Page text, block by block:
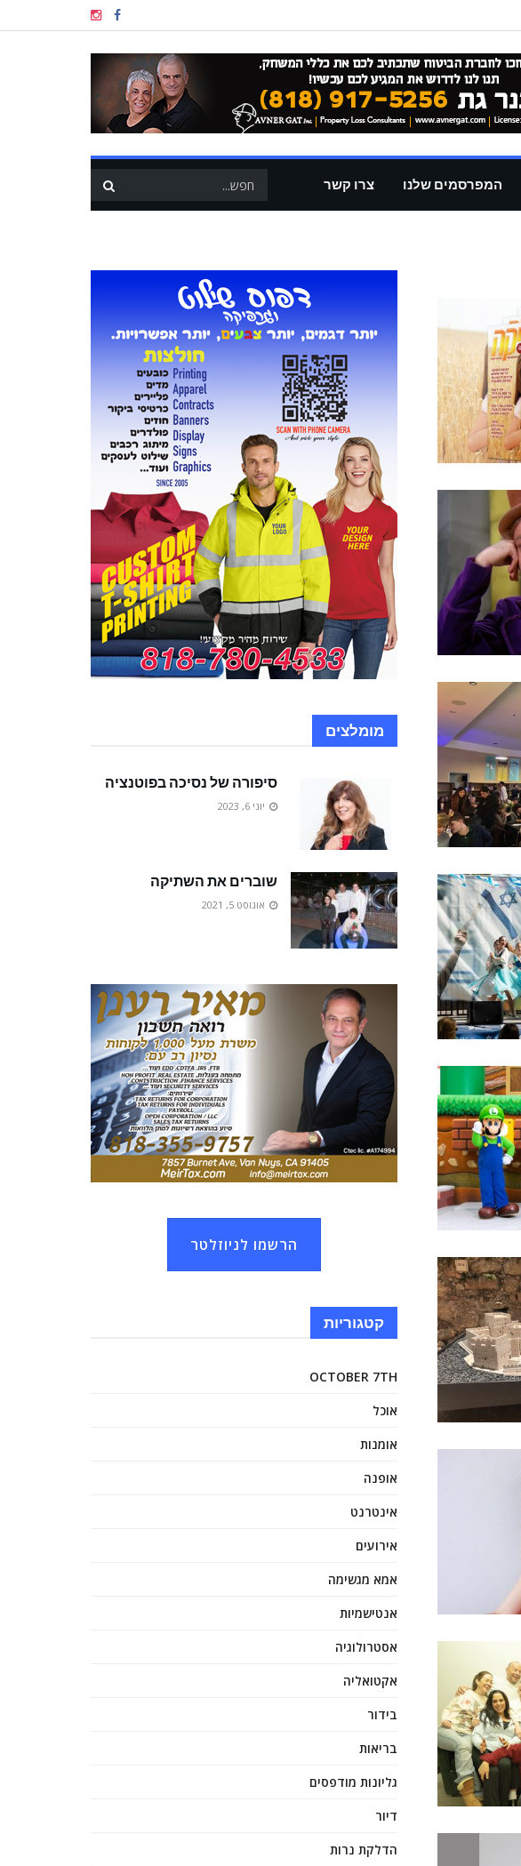
המפרסמים שלנו צרו קשר
מומלצים
סיפורה של נסיכה בפוטנציה
יוני 6, 2023
שוברים את השתיקה
אוגוסט 5, 2021
הרשמו לניוזלטר
קטגוריות
OCTOBER 7TH
אוכל
אומנות
אופנה
אינטרנט
אירועים
אמא מגשימה
אנטישמיות
אסטרולוגיה
אקטואליה
בידור
בריאות
גליונות מודפסים
דיור
הדלקת נרות